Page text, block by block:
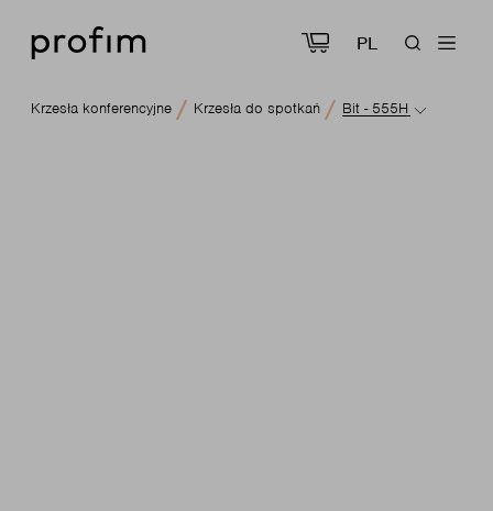
PL
Krzesła konferencyjne Krzesła do spotkań Bit - 555H